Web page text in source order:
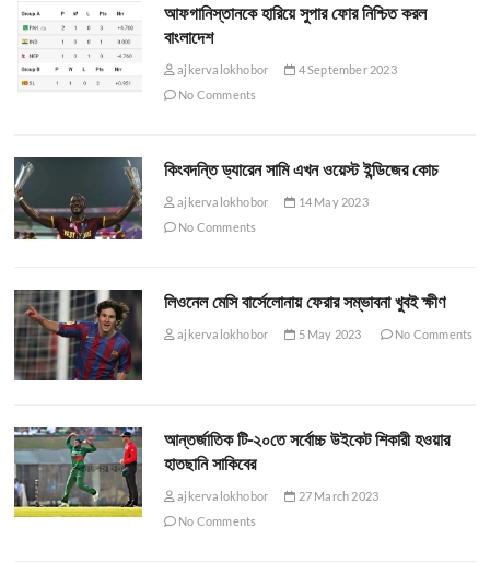
আফগানিস্তানকে হারিয়ে সুপার ফোর নিশ্চিত করল
বাংলাদেশ
ajkervalokhobor
4 September 2023
No Comments
কিংবদন্তি ড্যারেন সামি এখন ওয়েস্ট ইন্ডিজের কোচ
ajkervalokhobor
14 May 2023
No Comments
লিওনেল মেসি বার্সেলোনায় ফেরার সম্ভাবনা খুবই ক্ষীণ
ajkervalokhobor 5 May 2023 No Comments
আন্তর্জাতিক টি-২০তে সর্বোচ্চ উইকেট শিকারী হওয়ার
হাতছানি সাকিবের
ajkervalokhobor
27 March 2023
No Comments